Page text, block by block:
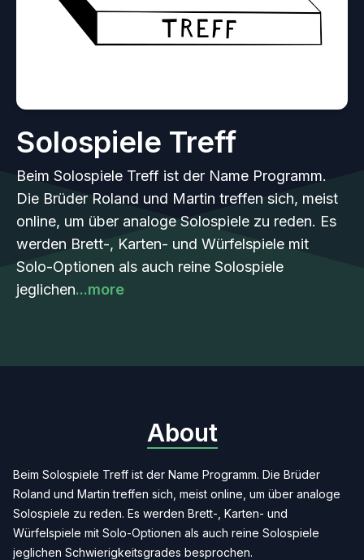
Solospiele Treff
Beim Solospiele Treff ist der Name Programm.
Die Brüder Roland und Martin treffen sich, meist
online, um über analoge Solospiele zu reden. Es
werden Brett-, Karten- und Würfelspiele mit
Solo-Optionen als auch reine Solospiele
jeglichen...more
About
Beim Solospiele Treff ist der Name Programm. Die Brüder
Roland und Martin treffen sich, meist online, um über analoge
Solospiele zu reden. Es werden Brett-, Karten- und
Würfelspiele mit Solo-Optionen als auch reine Solospiele
jeglichen Schwierigkeitsgrades besprochen.